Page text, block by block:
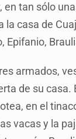
en tan sólo
la casa de
Epifanio,
armados,
de su casa.
en el
vacas y la